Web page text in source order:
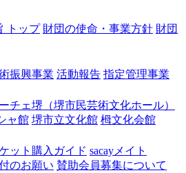
トップ 財団の使命・事業方針 財団
振興事業 活動報告 指定管理事業
チェ堺（堺市民芸術文化ホール）
ャ館 堺市立文化館 栂文化会館
ット購入ガイド sacayメイト
のお願い 賛助会員募集について